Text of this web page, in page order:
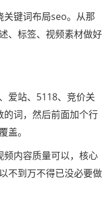
键词布局seo。从那
、标签、视频素材做好
站、5118、竞价关
词，然后前面加个行
盖。
内容质量可以，核心
不到万不得已没必要做